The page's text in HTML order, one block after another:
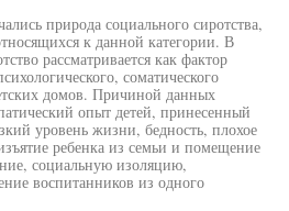
природа социального сиротства,
к данной категории. В
рассматривается как фактор
соматического
домов. Причиной данных
опыт детей, принесенный
уровень жизни, бедность, плохое
ребенка из семьи и помещение
социальную изоляцию,
воспитанников из одного